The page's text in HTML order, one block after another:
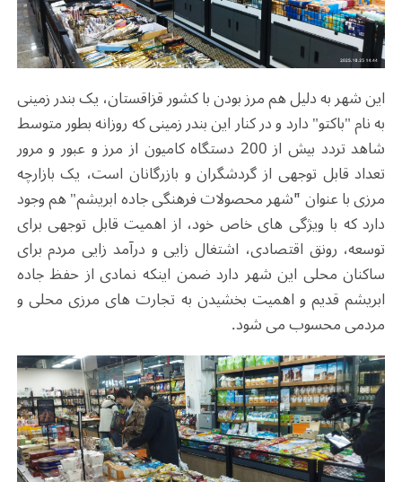
این شهر به دلیل هم مرز بودن با کشور قزاقستان، یک بندر زمینی
به نام "باکتو" دارد و در کنار این بندر زمینی که روزانه بطور متوسط
شاهد تردد بیش از 200 دستگاه کامیون از مرز و عبور و مرور
تعداد قابل توجهی از گردشگران و بازرگانان است، یک بازارچه
مرزی با عنوان "َشهر محصولات فرهنگی جاده ابریشم" هم وجود
دارد که با ویژگی های خاص خود، از اهمیت قابل توجهی برای
توسعه، رونق اقتصادی، اشتغال زایی و درآمد زایی مردم برای
ساکنان محلی این شهر دارد ضمن اینکه نمادی از حفظ جاده
ابریشم قدیم و اهمیت بخشیدن به تجارت های مرزی محلی و
مردمی محسوب می شود.